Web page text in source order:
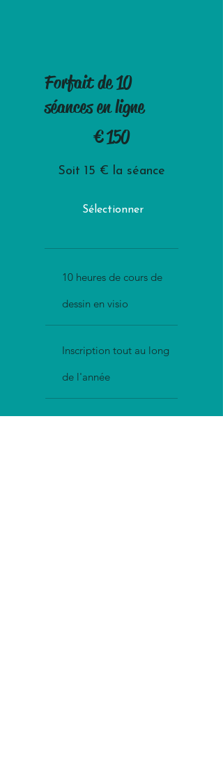
Forfait de 10
séances en ligne
€150
Soit 15 € la séance
Sélectionner
10 heures de cours de
dessin en visio
Inscription tout au long
de l'année